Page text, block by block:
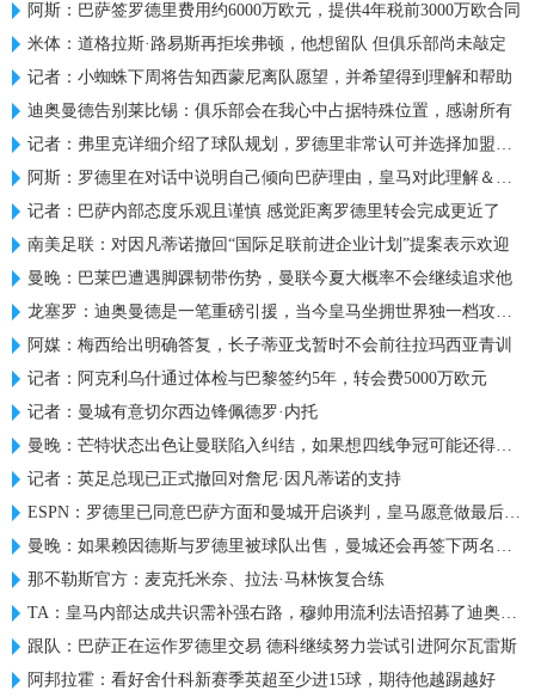
阿斯：巴萨签罗德里费用约6000万欧元，提供4年税前3000万欧合同
米体：道格拉斯·路易斯再拒埃弗顿，他想留队 但俱乐部尚未敲定
记者：小蜘蛛下周将告知西蒙尼离队愿望，并希望得到理解和帮助
迪奥曼德告别莱比锡：俱乐部会在我心中占据特殊位置，感谢所有
记者：弗里克详细介绍了球队规划，罗德里非常认可并选择加盟巴萨
阿斯：罗德里在对话中说明自己倾向巴萨理由，皇马对此理解＆祝好
记者：巴萨内部态度乐观且谨慎 感觉距离罗德里转会完成更近了
南美足联：对因凡蒂诺撤回“国际足联前进企业计划”提案表示欢迎
曼晚：巴莱巴遭遇脚踝韧带伤势，曼联今夏大概率不会继续追求他
龙塞罗：迪奥曼德是一笔重磅引援，当今皇马坐拥世界独一档攻击线
阿媒：梅西给出明确答复，长子蒂亚戈暂时不会前往拉玛西亚青训
记者：阿克利乌什通过体检与巴黎签约5年，转会费5000万欧元
记者：曼城有意切尔西边锋佩德罗·内托
曼晚：芒特状态出色让曼联陷入纠结，如果想四线争冠可能还得买人
记者：英足总现已正式撤回对詹尼·因凡蒂诺的支持
ESPN：罗德里已同意巴萨方面和曼城开启谈判，皇马愿意做最后尝试
曼晚：如果赖因德斯与罗德里被球队出售，曼城还会再签下两名中场
那不勒斯官方：麦克托米奈、拉法·马林恢复合练
TA：皇马内部达成共识需补强右路，穆帅用流利法语招募了迪奥曼德
跟队：巴萨正在运作罗德里交易 德科继续努力尝试引进阿尔瓦雷斯
阿邦拉霍：看好舍什科新赛季英超至少进15球，期待他越踢越好